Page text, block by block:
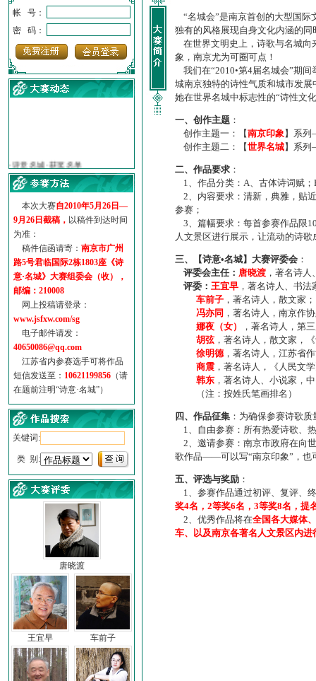
帐 号：
密 码：
·【诗意·名城】地铁展示作...
诗意名城·地铁时间
·地铁完美呈现【诗意·名城...
参赛作品多达5000多首
“诗意·名城”晒诗会
特别通知--致广大诗词爱好...
本次大赛自2010年5月26日—
9月26日截稿， 以稿件到达时间
为准：
稿件信函请寄： 南京市广州
路5号君临国际2栋1803座《诗
意·名城》大赛组委会（收），
邮编：210008
网上投稿请登录：
www.jsfxw.com/sg
电子邮件请发：
40650086@qq.com
江苏省内参赛选手可将作品
短信发送至： 10621199856 （请
在题前注明“诗意·名城”）
关键词:
类 别:
唐晓渡
王宜早 车前子
“名城会”是南京首创的大型国际
独有的风格展现自身文化内涵的
在世界文明史上，诗歌与名城向
象，南京尤为可圈可点！
我们在“2010•第4届名城会”期
城南京独特的诗性气质和城市发
她在世界名城中标志性的“诗性文
一、创作主题 ：
创作主题一：【南京印象】系
创作主题二：【世界名城】系
二、作品要求 ：
1、作品分类：A、古体诗词赋；
2、内容要求：清新，典雅，贴
参赛；
3、篇幅要求：每首参赛作品限
人文景区进行展示，让流动的诗
三、【诗意•名城】大赛评委会 ：
评委会主任： 唐晓渡 ，著名诗
评委： 王宜早 ，著名诗人、书
车前子 ，著名诗人，散文家；
冯亦同 ，著名诗人，南京作
娜夜（女）
，著名诗人，第
胡弦，著名诗人，散文家，
徐明德，著名诗人，江苏省
商震 ，著名诗人，《人民文
韩东 ，著名诗人、小说家，
（注：按姓氏笔画排名）
四、作品征集 ：为确保参赛诗歌
1、自由参赛：所有热爱诗歌、
2、邀请参赛：南京市政府在向
歌作品——可以写“南京印象”，也
五、评选与奖励 ：
1、参赛作品通过初评、复评、
奖4名，2等奖6名，3等奖8名，提
2、优秀作品将在全国各大媒体
车、以及南京各著名人文景区内进